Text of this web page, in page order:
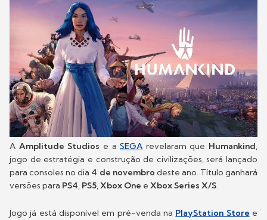
A Amplitude Studios e aSEGA revelaram que Humankind,
jogo de estratégia e construção de civilizações, será lançado
para consoles no dia 4 de novembro deste ano. Título ganhará
versões para PS4, PS5,Xbox One e Xbox Series X/S.
Jogo já está disponível em pré-venda na PlayStation Store e